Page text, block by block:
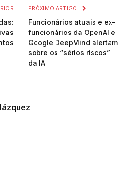
PRÓXIMO ARTIGO
Funcionários atuais e ex-
funcionários da OpenAI e
Google DeepMind alertam
sobre os “sérios riscos”
da IA